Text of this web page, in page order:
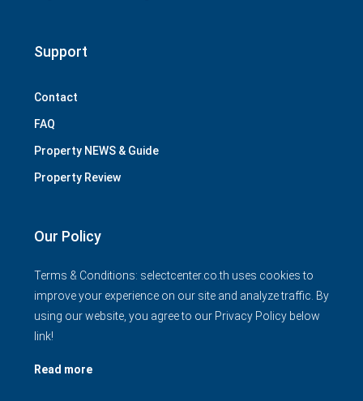
Support
Contact
FAQ
Property NEWS & Guide
Property Review
Our Policy
Terms & Conditions: selectcenter.co.th uses cookies to
improve your experience on our site and analyze traffic. By
using our website, you agree to our Privacy Policy below
link!
Read more